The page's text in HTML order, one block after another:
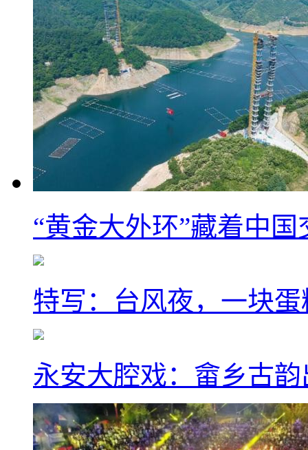
“黄金大外环”藏着中
特写：台风夜，一块
永安大腔戏：畲乡古